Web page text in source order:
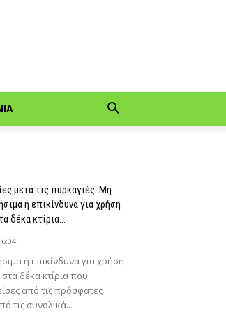
μετά τις πυρκαγιές: Μη
ή επικίνδυνα για χρήση
δέκα κτίρια...
ή επικίνδυνα για χρήση
δέκα κτίρια που
από τις πρόσφατες
τις συνολικά...